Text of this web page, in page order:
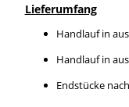
Lieferumfang
Handlauf in
Handlauf in
Endstücke